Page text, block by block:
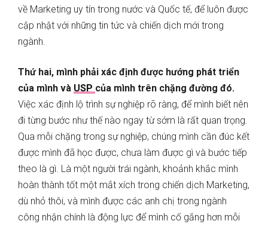
về Marketing uy tín trong nước và Quốc tế, để luôn được
cập nhật với những tin tức và chiến dịch mới trong
ngành.
Thứ hai, mình phải xác định được hướng phát triển
của mình và USP của mình trên chặng đường đó.
Việc xác định lộ trình sự nghiệp rõ ràng, để mình biết nên
đi từng bước như thế nào ngay từ sớm là rất quan trọng.
Qua mỗi chặng trong sự nghiệp, chúng mình cần đúc kết
được mình đã học được, chưa làm được gì và bước tiếp
theo là gì. Là một người trái ngành, khoảnh khắc mình
hoàn thành tốt một mắt xích trong chiến dịch Marketing,
dù nhỏ thôi, và mình được các anh chị trong ngành
công nhận chính là động lực để mình cố gắng hơn mỗi